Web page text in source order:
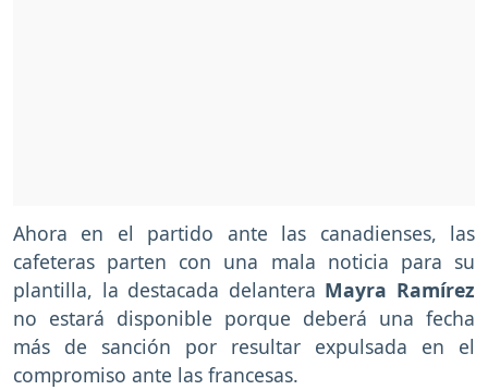
Ahora en el partido ante las canadienses, las
cafeteras parten con una mala noticia para su
plantilla, la destacada delantera Mayra Ramírez
no estará disponible porque deberá una fecha
más de sanción por resultar expulsada en el
compromiso ante las francesas.